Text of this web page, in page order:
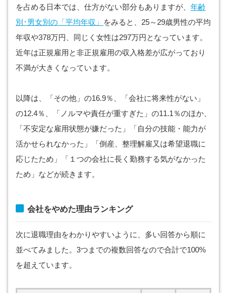
を占める日本では、仕方がない部分もありますが、 年齢
別･男女別の「平均年収」
をみると、25～29歳男性の平均
年収や378万円、同じく女性は297万円となっています。
近年は正規雇用と非正規雇用の収入格差が広がっており
不満が大きくなっています。
以降は、「その他」の16.9％、「会社に将来性がない」
の12.4％、「ノルマや責任が重すぎた」の11.1％のほか、
「不安定な雇用状態が嫌だった」「自分の技能・能力が
活かせられなかった」「倒産、整理解雇又は希望退職に
応じたため」「１つの会社に長く勤務する気がなかった
ため」などが続きます。
会社をやめた理由ランキング
次に退職理由をわかりやすいように、多い回答から順に
並べてみました。3つまでの複数回答なので合計で100%
を超えています。